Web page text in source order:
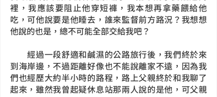
裡，我應該要阻止他穿短褲，我本想再拿藥餵給他
吃，可他說要是他睡去，誰來監督前方路況？我想想
他說的也是，總不可能全部交給我吧？
經過一段舒適和鹹濕的公路旅行後，我們終於來
到海岸邊，不過距離好像也不能說離家不遠，因為我
們也經歷大約半小時的路程，路上父親終於和我聊了
起來，雖然我曾起疑休息站那兩人說的是他，可父親